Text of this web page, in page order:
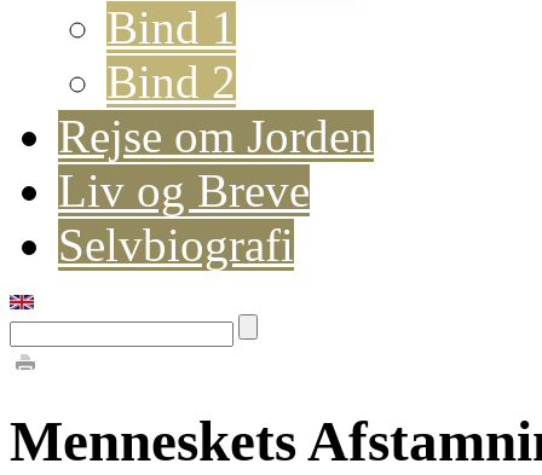
Bind 1
Bind 2
Rejse om Jorden
Liv og Breve
Selvbiografi
Menneskets